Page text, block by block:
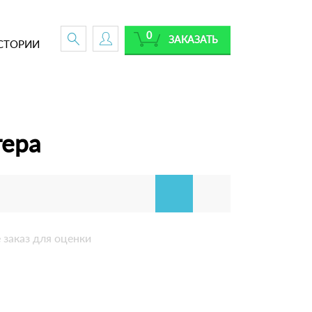
ЗАКАЗАТЬ
0
для оценки